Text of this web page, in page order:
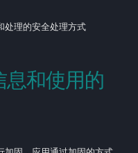
处理的安全处理方式
息和使用的